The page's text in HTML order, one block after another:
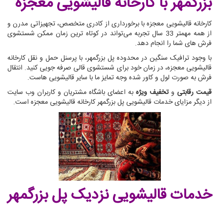
کارخانه قالیشویی معجزه با برخورداری از کادری متخصص، تجهیزاتی مدرن و
از همه مهمتر 33 سال تجربه می‌تواند در کوتاه ترین زمان ممکن شستشوی
فرش های شما را انجام دهد.
با وجود ترافیک سنگین در محدوده پل بزرگمهر، با پرسنل حمل و نقل کارخانه
قالیشویی معجزه، در زمان خود برای شستشوی قالی صرفه جویی کنید. انتقال
فرش به صورت لول و کاور شده وجه تمایز ما با سایر قالیشویی هاست.
قیمت رقابتی وتخفیف ویژه به اعضای باشگاه مشتریان و کاربران وب سایت
از دیگر مزایای خدمات قالیشویی پل بزرگمهر کارخانه قالیشویی معجزه است.
خدمات قالیشویی نزدیک پل بزرگمهر